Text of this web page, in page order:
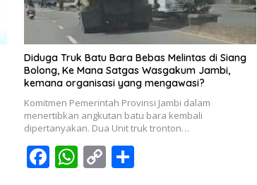
Diduga Truk Batu Bara Bebas Melintas di Siang
Bolong, Ke Mana Satgas Wasgakum Jambi,
kemana organisasi yang mengawasi?
Komitmen Pemerintah Provinsi Jambi dalam
menertibkan angkutan batu bara kembali
dipertanyakan. Dua Unit truk tronton…
F W C S